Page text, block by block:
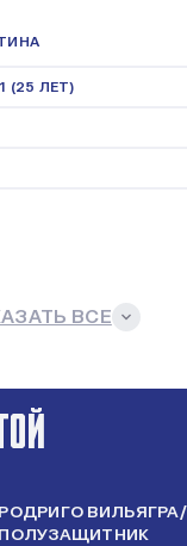
(25 ЛЕТ)
ВСЕ
РОДРИГО ВИЛЬЯГРА/
ПОЛУЗАЩИТНИК